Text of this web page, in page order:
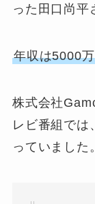
った田口尚平
年収は5000
株式会社
レビ番組では
っていました。